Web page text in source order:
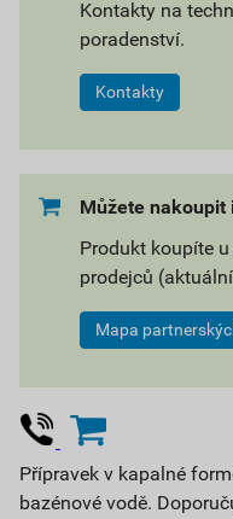
Kontakty na
poradenství.
Kontakty
Můžete nakoupit
Produkt koupíte
prodejců
Mapa
Přípravek v kapalné
bazénové vodě.